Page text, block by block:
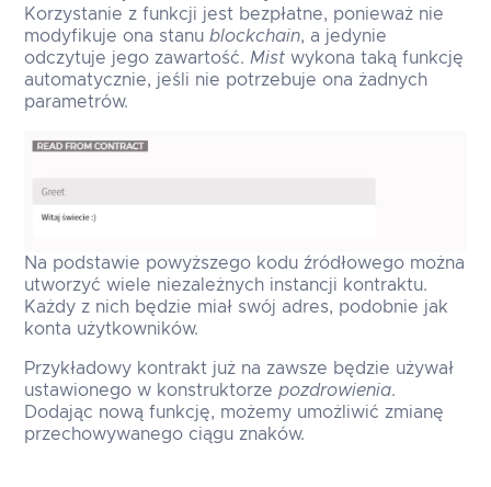
Korzystanie z funkcji jest bezpłatne, ponieważ nie
modyfikuje ona stanublockchain, a jedynie
odczytuje jego zawartość. Mist wykona taką funkcję
automatycznie, jeśli nie potrzebuje ona żadnych
parametrów.
Na podstawie powyższego kodu źródłowego można
utworzyć wiele niezależnych instancji kontraktu.
Każdy z nich będzie miał swój adres, podobnie jak
konta użytkowników.
Przykładowy kontrakt już na zawsze będzie używał
ustawionego w konstruktorzepozdrowienia.
Dodając nową funkcję, możemy umożliwić zmianę
przechowywanego ciągu znaków.